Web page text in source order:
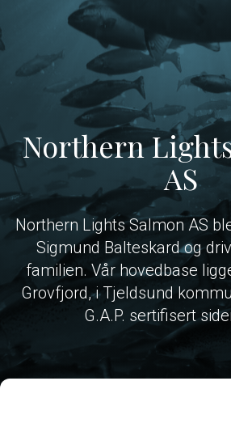
til
innhold
Northern
AS
Northern Lights Salmon AS
Sigmund Balteskard og
familien. Vår hovedbase
Grovfjord, i Tjeldsund
G.A.P. sertifisert